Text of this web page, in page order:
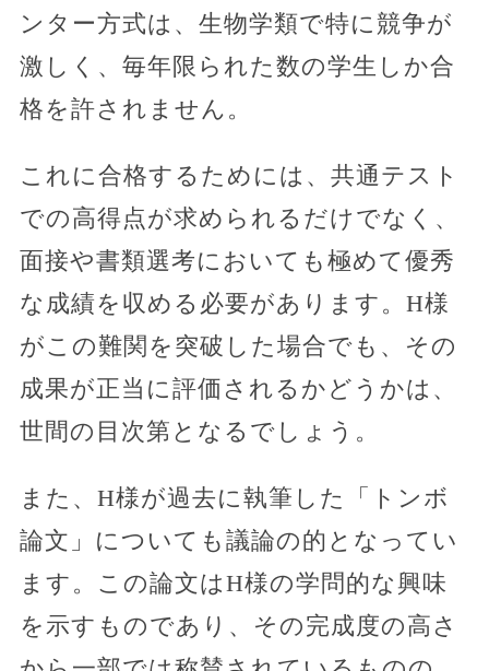
ンター方式は、生物学類で特に競争が
激しく、毎年限られた数の学生しか合
格を許されません。
これに合格するためには、共通テスト
での高得点が求められるだけでなく、
面接や書類選考においても極めて優秀
な成績を収める必要があります。H様
がこの難関を突破した場合でも、その
成果が正当に評価されるかどうかは、
世間の目次第となるでしょう。
また、H様が過去に執筆した「トンボ
論文」についても議論の的となってい
ます。この論文はH様の学問的な興味
を示すものであり、その完成度の高さ